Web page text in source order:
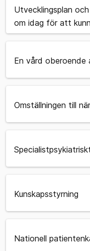
Utvecklingsplan
om idag för att
En vård oberoende
Omställningen till
Kunskapsstyrning
Nationell